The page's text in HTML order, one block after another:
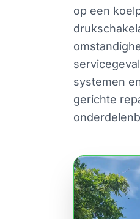
op een
systemen
gerichte